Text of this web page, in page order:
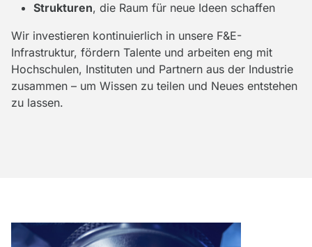
Strukturen, die Raum für neue Ideen schaffen
Wir investieren kontinuierlich in unsere F&E-
Infrastruktur, fördern Talente und arbeiten eng mit
Hochschulen, Instituten und Partnern aus der Industrie
zusammen – um Wissen zu teilen und Neues entstehen
zu lassen.